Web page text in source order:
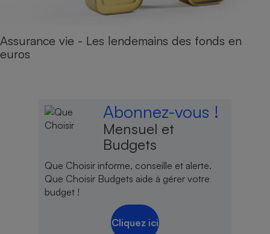
Assurance vie - Les lendemains des fonds en
euros
Abonnez-vous !
Mensuel et
Budgets
Que Choisir informe, conseille et alerte.
Que Choisir Budgets aide à gérer votre
budget !
Cliquez ici